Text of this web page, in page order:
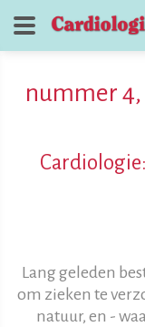
nummer
Lang geleden
om zieken te
natuur, en -